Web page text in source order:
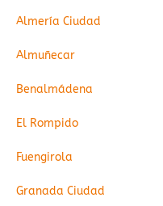
Almería Ciudad
Almuñecar
Benalmádena
El Rompido
Fuengirola
Granada Ciudad